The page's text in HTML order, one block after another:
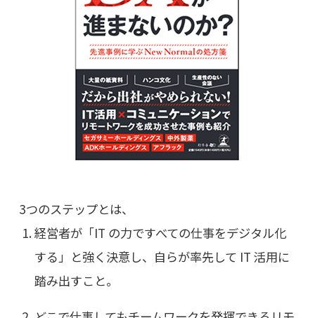
3つのステップとは、
経営者が「IT の力ですべての仕事をデジタル化
する」と強く決意し、自らが率先して IT 活用に
踏み出すこと。